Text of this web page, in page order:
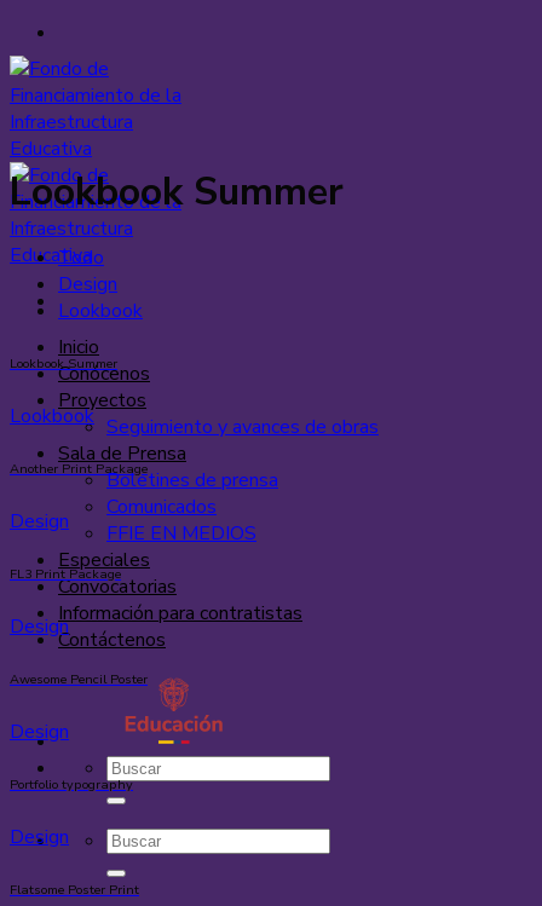
Saltar
al
contenido
Inicio
Conócenos
Proyectos
Seguimiento y avances de obras
Sala de Prensa
Boletines de prensa
Comunicados
FFIE EN MEDIOS
Especiales
Convocatorias
Información para contratistas
Contáctenos
Lookbook Summer
Todo
Design
Lookbook
Lookbook Summer
Lookbook
Another Print Package
Design
FL3 Print Package
Design
Awesome Pencil Poster
Design
Portfolio typography
Design
Flatsome Poster Print